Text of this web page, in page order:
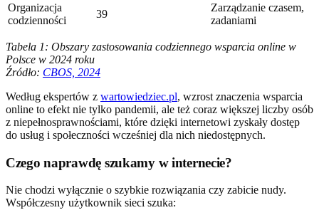
Organizacja
codzienności
39
Zarządzanie czasem,
zadaniami
Tabela 1: Obszary zastosowania codziennego wsparcia online w
Polsce w 2024 roku
Źródło: CBOS, 2024
Według ekspertów z wartowiedziec.pl, wzrost znaczenia wsparcia
online to efekt nie tylko pandemii, ale też coraz większej liczby osób
z niepełnosprawnościami, które dzięki internetowi zyskały dostęp
do usług i społeczności wcześniej dla nich niedostępnych.
Czego naprawdę szukamy w internecie?
Nie chodzi wyłącznie o szybkie rozwiązania czy zabicie nudy.
Współczesny użytkownik sieci szuka: